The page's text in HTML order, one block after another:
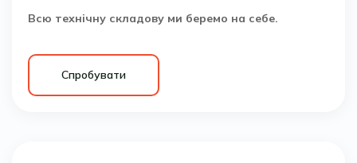
Всю технічну складову ми беремо на себе.
Спробувати